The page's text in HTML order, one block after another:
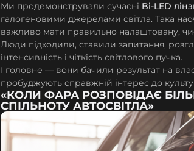
Ми продемонстрували сучасні Bi-LED
галогеновими джерелами світла. Така
важливо мати правильно налаштовану,
Люди підходили, ставили запитання,
інтенсивність і чіткість світлового пучка.
І головне — вони бачили результат на
пробуджують справжній інтерес до
«КОЛИ ФАРА РОЗПОВІДАЄ
СПІЛЬНОТУ АВТОСВІТЛА»